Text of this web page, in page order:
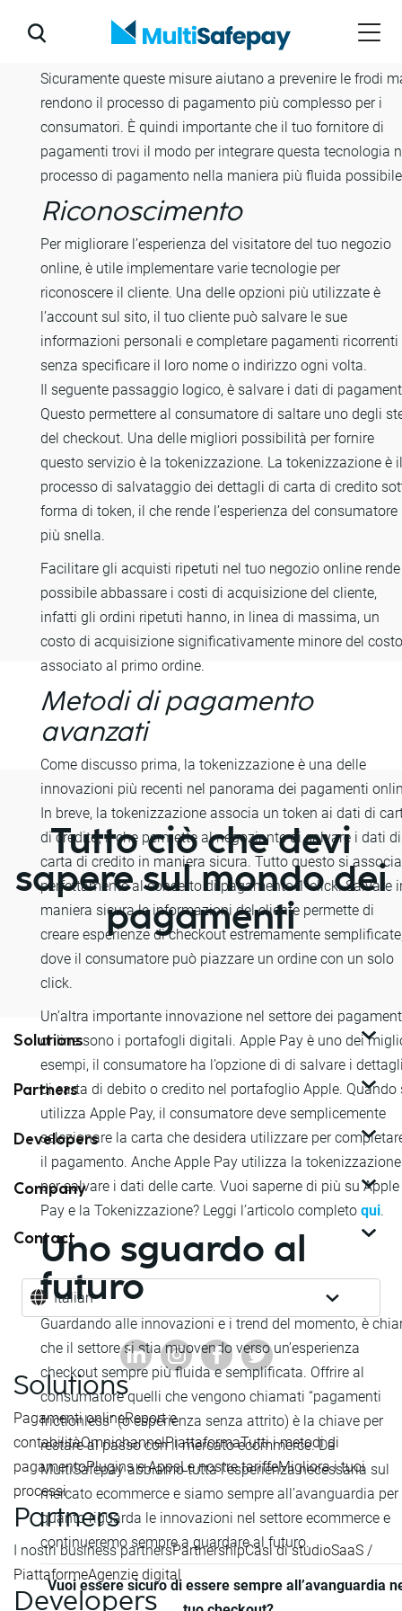
consumatore, uno dei punti negativi della versione
precedente, e ha un’integrazione facilitata..
Sicuramente queste misure aiutano a prevenire le frodi
rendono il processo di pagamento più complesso per i
consumatori. È quindi importante che il tuo fornitore di
pagamenti trovi il modo per integrare questa tecnologia
processo di pagamento nella maniera più fluida
Riconoscimento
Per migliorare l’esperienza del visitatore del tuo negozio
online, è utile implementare varie tecnologie per
riconoscere il cliente. Una delle opzioni più utilizzate è
l’account sul sito, il tuo cliente può salvare le sue
informazioni personali e completare pagamenti ricorrenti
senza specificare il loro nome o indirizzo ogni volta.
Il seguente passaggio logico, è salvare i dati di
Questo permettere al consumatore di saltare uno degli
del checkout. Una delle migliori possibilità per fornire
questo servizio è la tokenizzazione. La tokenizzazione è il
processo di salvataggio dei dettagli di carta di credito
forma di token, il che rende l’esperienza del consumatore
più snella.
Facilitare gli acquisti ripetuti nel tuo negozio online rende
possibile abbassare i costi di acquisizione del cliente,
infatti gli ordini ripetuti hanno, in linea di massima, un
costo di acquisizione significativamente minore del costo
associato al primo ordine.
Metodi di pagamento
avanzati
Come discusso prima, la tokenizzazione è una delle
innovazioni più recenti nel panorama dei pagamenti
In breve, la tokenizzazione associa un token ai dati di
di credito, il che permette al negoziante di salvare i dati di
carta di credito in maniera sicura. Tutto questo si associa
perfettamente al concetto di pagamento 1-click. Salvare
maniera sicura le informazioni del cliente permette di
creare esperienze di checkout estremamente
dove il consumatore può piazzare un ordine con un solo
click.
Un’altra importante innovazione nel settore dei
online sono i portafogli digitali. Apple Pay è uno dei
esempi, il consumatore ha l’opzione di di salvare i
di carta di debito o credito nel portafoglio Apple. Quando
utilizza Apple Pay, il consumatore deve semplicemente
selezionare la carta che desidera utilizzare per
il pagamento. Anche Apple Pay utilizza la tokenizzazione
per salvare i dati delle carte. Vuoi saperne di più su Apple
Pay e la Tokenizzazione? Leggi l’articolo completo qui.
Uno sguardo al
futuro
Guardando alle innovazioni e i trend del momento, è
che il settore si stia muovendo verso un’esperienza
checkout sempre più fluida e semplificata. Offrire al
consumatore quelli che vengono chiamati “pagamenti
frictionless” (o esperienza senza attrito) è la chiave per
restare al passo con il mercato ecommerce. Da
MultiSafepay abbiamo tutta l’esperienza necessaria sul
mercato ecommerce e siamo sempre all’avanguardia per
quanto riguarda le innovazioni nel settore ecommerce e
continueremo sempre a guardare al futuro.
Vuoi essere sicuro di essere sempre all’avanguardia
Tutto ciò che devi
sapere sul mondo dei
pagamenti
Solutions
Partners
Developers
Company
Contact
Italian
Solutions
Pagamenti onlineReport e
contabilitàOmnichannelPiattaformaTutti i metodi di
pagamentoPlugins e AppsLe nostre tariffeMigliora i tuoi
processi
Partners
I nostri business partnersPartnershipCasi di studioSaaS /
PiattaformeAgenzie digital
Developers